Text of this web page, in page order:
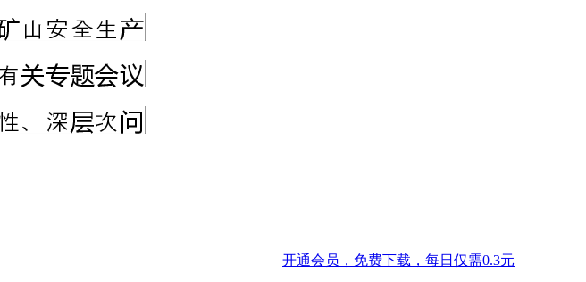
开通会员，免费下载，每日仅需0.3元